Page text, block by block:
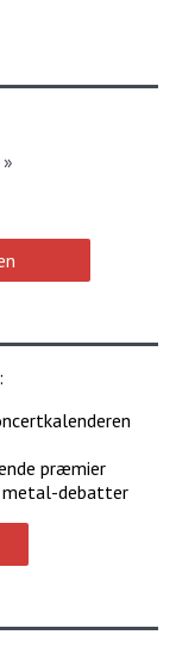
»
præmier
metal-debatter